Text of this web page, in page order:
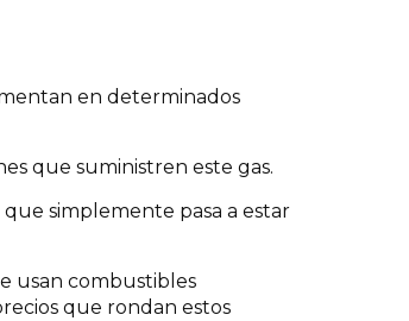
en determinados
que suministren este gas.
simplemente pasa a estar
usan combustibles
que rondan estos